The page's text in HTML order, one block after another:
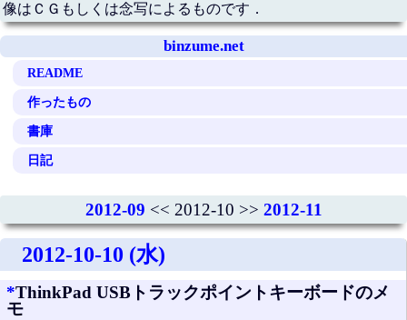
像はＣＧもしくは念写によるものです．
binzume.net
README
作ったもの
書庫
日記
2012-09 << 2012-10 >> 2012-11
2012-10-10 (水)
*ThinkPad USBトラックポイントキーボードのメ
モ